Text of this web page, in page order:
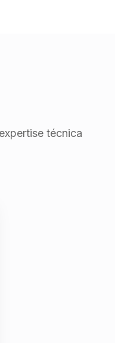
técnica